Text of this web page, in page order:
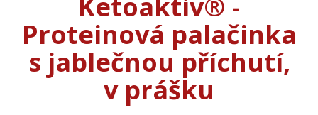
Proteinová palačinka
s jablečnou příchutí,
v prášku